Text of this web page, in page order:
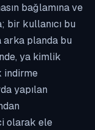
bağlamına ve
bir kullanıcı bu
arka planda bu
ya kimlik
indirme
yapılan
olarak ele